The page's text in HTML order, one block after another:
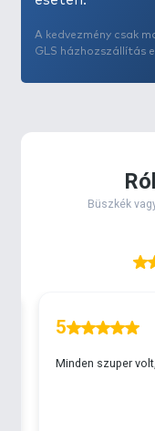
A kedvezmény csak
GLS házhozszállítás